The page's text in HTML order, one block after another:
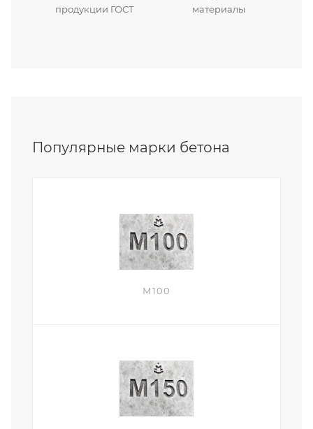
продукции ГОСТ
материалы
Популярные марки бетона
М100